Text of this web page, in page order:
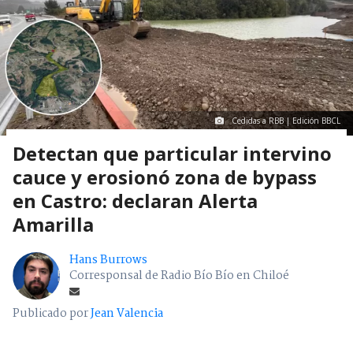
Cedidas a RBB | Edición BBCL
Detectan que particular intervino
cauce y erosionó zona de bypass
en Castro: declaran Alerta
Amarilla
Hans Burrows
Corresponsal de Radio Bío Bío en Chiloé
Publicado porJean Valencia